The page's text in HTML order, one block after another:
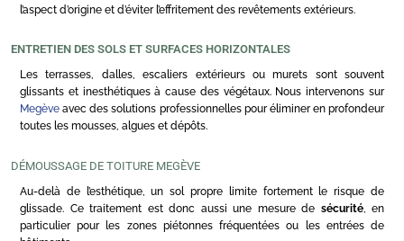
l’aspect d’origine et d’éviter l’effritement des revêtements extérieurs.
ENTRETIEN DES SOLS ET SURFACES HORIZONTALES
Les terrasses, dalles, escaliers extérieurs ou murets sont souvent
glissants et inesthétiques à cause des végétaux. Nous intervenons sur
Megève avec des solutions professionnelles pour éliminer en profondeur
toutes les mousses, algues et dépôts.
DÉMOUSSAGE DE TOITURE MEGÈVE
Au-delà de l’esthétique, un sol propre limite fortement le risque de
glissade. Ce traitement est donc aussi une mesure de sécurité, en
particulier pour les zones piétonnes fréquentées ou les entrées de